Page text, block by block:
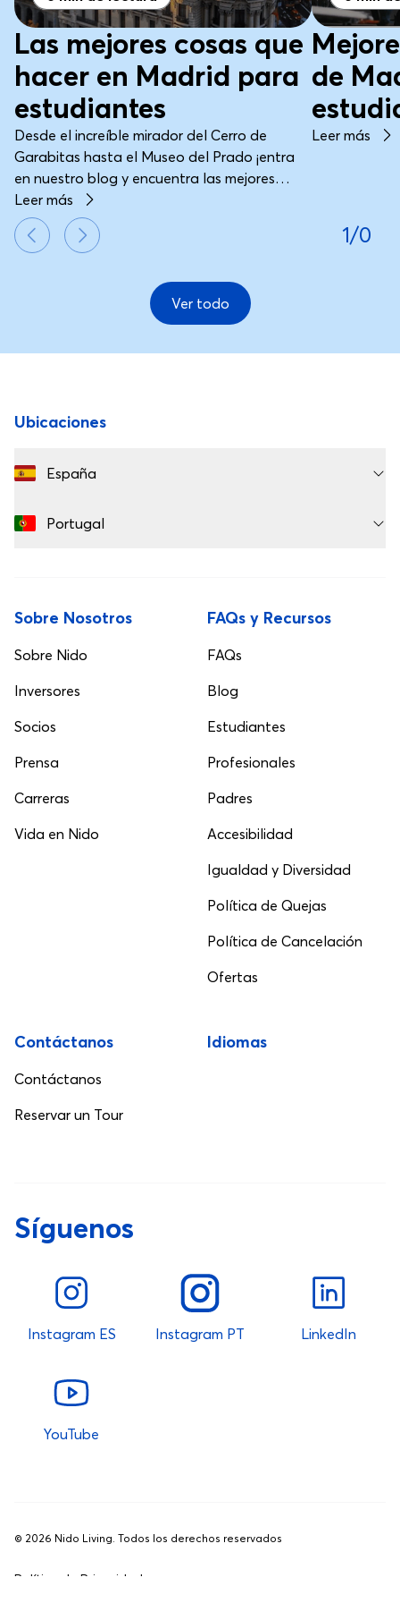
Las mejores cosas que
hacer en Madrid para
estudiantes
Desde el increíble mirador del Cerro de
Garabitas hasta el Museo del Prado ¡entra
en nuestro blog y encuentra las mejores
cosas que hacer en Madrid para estudiantes!
Leer más
de
Leer más
1/0
Ver todo
Ubicaciones
España
Portugal
Sobre Nosotros
Sobre Nido
Inversores
Socios
Prensa
Carreras
Vida en Nido
FAQs y Recursos
FAQs
Blog
Estudiantes
Profesionales
Padres
Accesibilidad
Igualdad y Diversidad
Política de Quejas
Política de Cancelación
Ofertas
Contáctanos
Contáctanos
Reservar un Tour
Idiomas
Síguenos
Instagram ES Instagram PT LinkedIn
YouTube
© 2026 Nido Living. Todos los derechos reservados
Política de Privacidad